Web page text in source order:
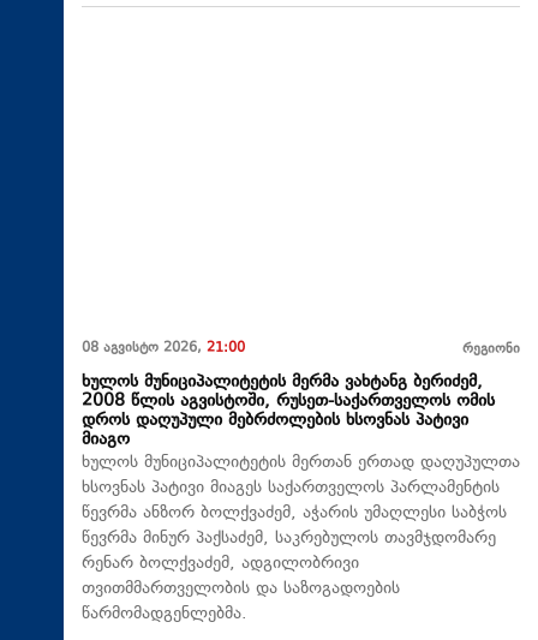
08 აგვისტო 2026, 21:00 რეგიონი
ხულოს მუნიციპალიტეტის მერმა ვახტანგ ბერიძემ,
2008 წლის აგვისტოში, რუსეთ-საქართველოს ომის
დროს დაღუპული მებრძოლების ხსოვნას პატივი
მიაგო
ხულოს მუნიციპალიტეტის მერთან ერთად დაღუპულთა
ხსოვნას პატივი მიაგეს საქართველოს პარლამენტის
წევრმა ანზორ ბოლქვაძემ, აჭარის უმაღლესი საბჭოს
წევრმა მინურ პაქსაძემ, საკრებულოს თავმჯდომარე
რენარ ბოლქვაძემ, ადგილობრივი
თვითმმართველობის და საზოგადოების
წარმომადგენლებმა.